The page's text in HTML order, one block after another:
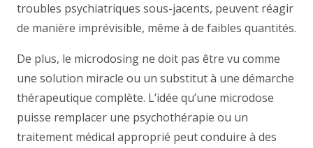
troubles psychiatriques sous-jacents, peuvent réagir
de manière imprévisible, même à de faibles quantités.
De plus, le microdosing ne doit pas être vu comme
une solution miracle ou un substitut à une démarche
thérapeutique complète. L’idée qu’une microdose
puisse remplacer une psychothérapie ou un
traitement médical approprié peut conduire à des